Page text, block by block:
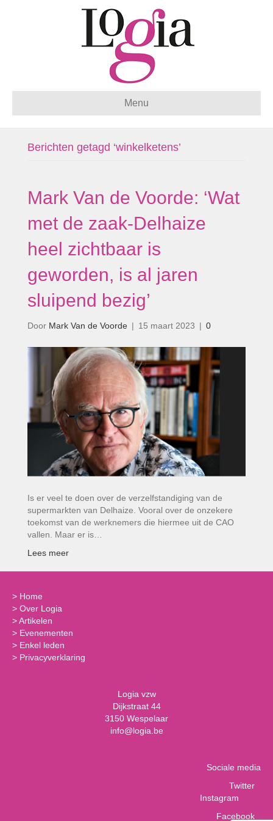
Menu
Berichten getagd ‘winkelketens’
Mark Van de Voorde: ‘Wat
met de zaak-Delhaize
heel zichtbaar is
geworden, is al jaren
sluipend bezig’
Door Mark Van de Voorde | 15 maart 2023 | 0
Is er veel te doen over de verzelfstandiging van de
supermarkten van Delhaize. Vooral over de onzekere
toekomst van de werknemers die hiermee uit de CAO
vallen. Maar er is…
Lees meer
> Home
> Over Logia
>Artikelen
> Evenementen
> Enkel leden
> Privacyverklaring
Logia vzw
Dijkstraat 44
3150 Wespelaar
info@logia.be
Sociale media
Twitter
Instagram
Facebook